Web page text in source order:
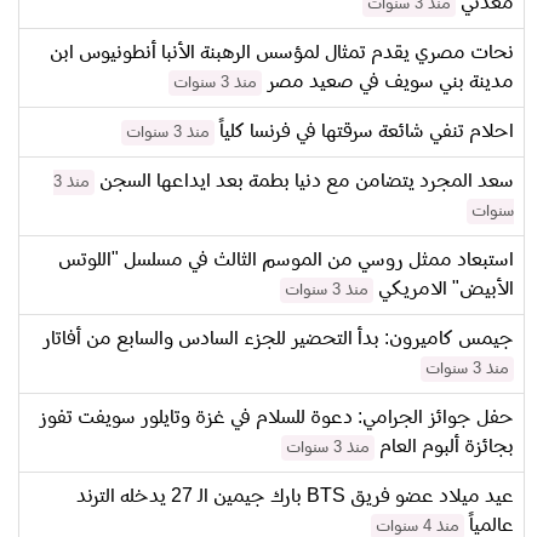
منذ 3 سنوات
نحات مصري يقدم تمثال لمؤسس الرهبنة الأنبا أنطونيوس ابن
مدينة بني سويف في صعيد مصر
منذ 3 سنوات
احلام تنفي شائعة سرقتها في فرنسا كلياً منذ 3 سنوات
سعد المجرد يتضامن مع دنيا بطمة بعد ايداعها السجن
منذ 3
سنوات
استبعاد ممثل روسي من الموسم الثالث في مسلسل "اللوتس
الأبيض" الامريكي
منذ 3 سنوات
جيمس كاميرون: بدأ التحضير للجزء السادس والسابع من أفاتار
منذ 3 سنوات
حفل جوائز الجرامي: دعوة للسلام في غزة وتايلور سويفت تفوز
بجائزة ألبوم العام
منذ 3 سنوات
عيد ميلاد عضو فريق BTS بارك جيمين الـ 27 يدخله الترند
عالمياً
منذ 4 سنوات